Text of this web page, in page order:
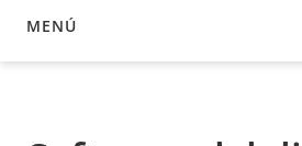
MENÚ
SOFTWARE DEL DISPOSITIVO